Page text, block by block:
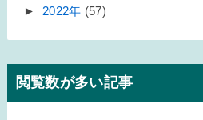
► 2022年 (57)
閲覧数が多い記事